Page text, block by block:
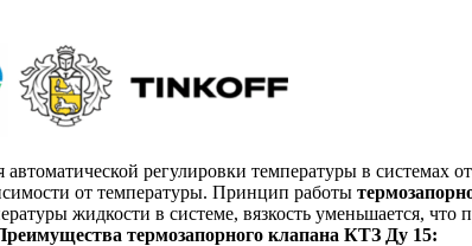
регулировки температуры в системах
от температуры. Принцип работы
жидкости в системе, вязкость уменьшается,
термозапорного клапана КТЗ Ду 15: